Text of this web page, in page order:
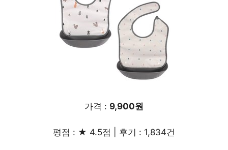
가격 : 9,900원
평점 : ★ 4.5점 | 후기 : 1,834건